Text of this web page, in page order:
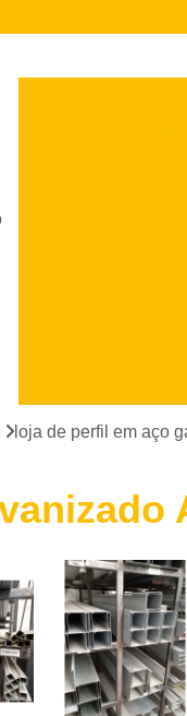
Cantoneira em
Chapa de
Chapa
Máquina de
Máquina de
loja de perfil em aço